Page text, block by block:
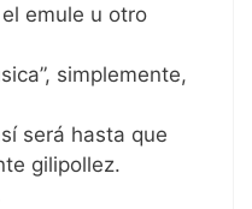
emule u otro
simplemente,
será hasta que
gilipollez.